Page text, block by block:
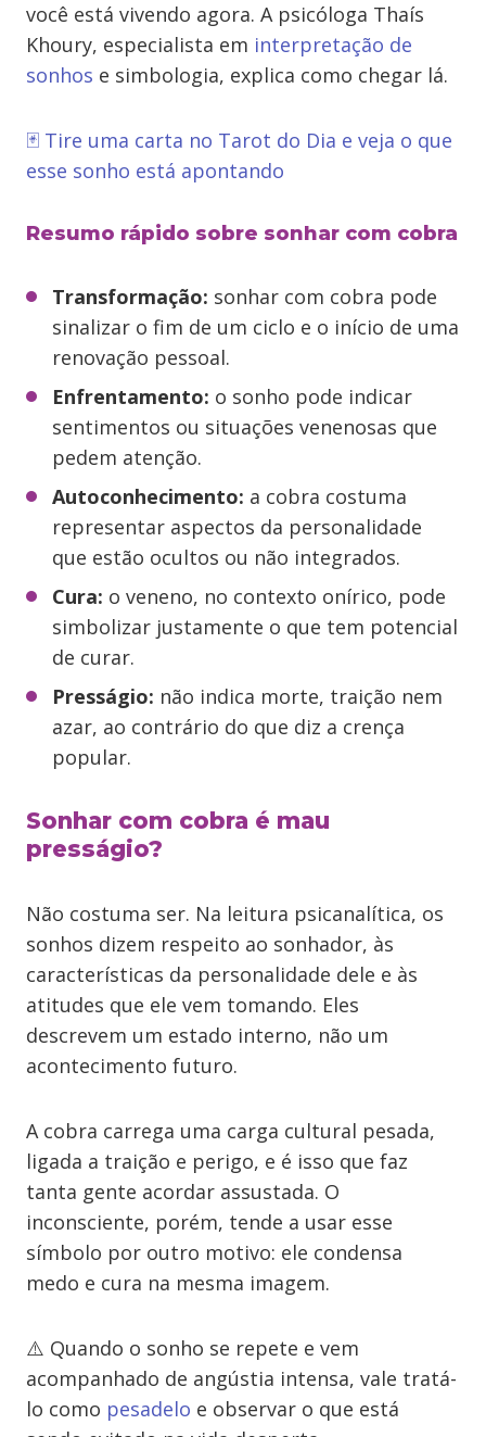
você está vivendo agora. A psicóloga Thaís
Khoury, especialista em interpretação de
sonhos e simbologia, explica como chegar lá.
🃏 Tire uma carta no Tarot do Dia e veja o que
esse sonho está apontando
Resumo rápido sobre sonhar com cobra
Transformação: sonhar com cobra pode
sinalizar o fim de um ciclo e o início de uma
renovação pessoal.
Enfrentamento: o sonho pode indicar
sentimentos ou situações venenosas que
pedem atenção.
Autoconhecimento: a cobra costuma
representar aspectos da personalidade
que estão ocultos ou não integrados.
Cura: o veneno, no contexto onírico, pode
simbolizar justamente o que tem potencial
de curar.
Presságio: não indica morte, traição nem
azar, ao contrário do que diz a crença
popular.
Sonhar com cobra é mau
presságio?
Não costuma ser. Na leitura psicanalítica, os
sonhos dizem respeito ao sonhador, às
características da personalidade dele e às
atitudes que ele vem tomando. Eles
descrevem um estado interno, não um
acontecimento futuro.
A cobra carrega uma carga cultural pesada,
ligada a traição e perigo, e é isso que faz
tanta gente acordar assustada. O
inconsciente, porém, tende a usar esse
símbolo por outro motivo: ele condensa
medo e cura na mesma imagem.
⚠️ Quando o sonho se repete e vem
acompanhado de angústia intensa, vale tratá-
lo como pesadelo e observar o que está